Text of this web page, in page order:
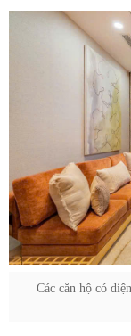
Các căn hộ có